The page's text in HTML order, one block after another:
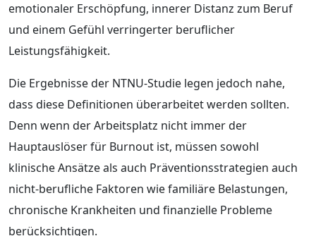
emotionaler Erschöpfung, innerer Distanz zum Beruf
und einem Gefühl verringerter beruflicher
Leistungsfähigkeit.
Die Ergebnisse der NTNU-Studie legen jedoch nahe,
dass diese Definitionen überarbeitet werden sollten.
Denn wenn der Arbeitsplatz nicht immer der
Hauptauslöser für Burnout ist, müssen sowohl
klinische Ansätze als auch Präventionsstrategien auch
nicht-berufliche Faktoren wie familiäre Belastungen,
chronische Krankheiten und finanzielle Probleme
berücksichtigen.